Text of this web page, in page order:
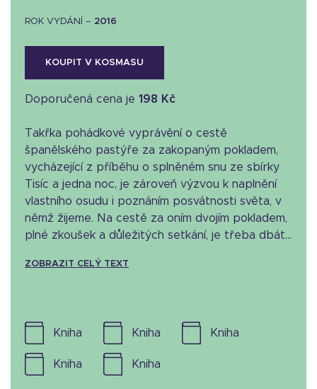
ROK VYDÁNÍ – 2016
KOUPIT V KOSMASU
Doporučená cena je 198 Kč
Takřka pohádkové vyprávění o cestě
španělského pastýře za zakopaným pokladem,
vycházející z příběhu o splněném snu ze sbírky
Tisíc a jedna noc, je zároveň výzvou k naplnění
vlastního osudu i poznáním posvátnosti světa, v
němž žijeme. Na cestě za oním dvojím pokladem,
plné zkoušek a důležitých setkání, je třeba dbát...
ZOBRAZIT CELÝ TEXT
kniha kniha kniha
kniha kniha